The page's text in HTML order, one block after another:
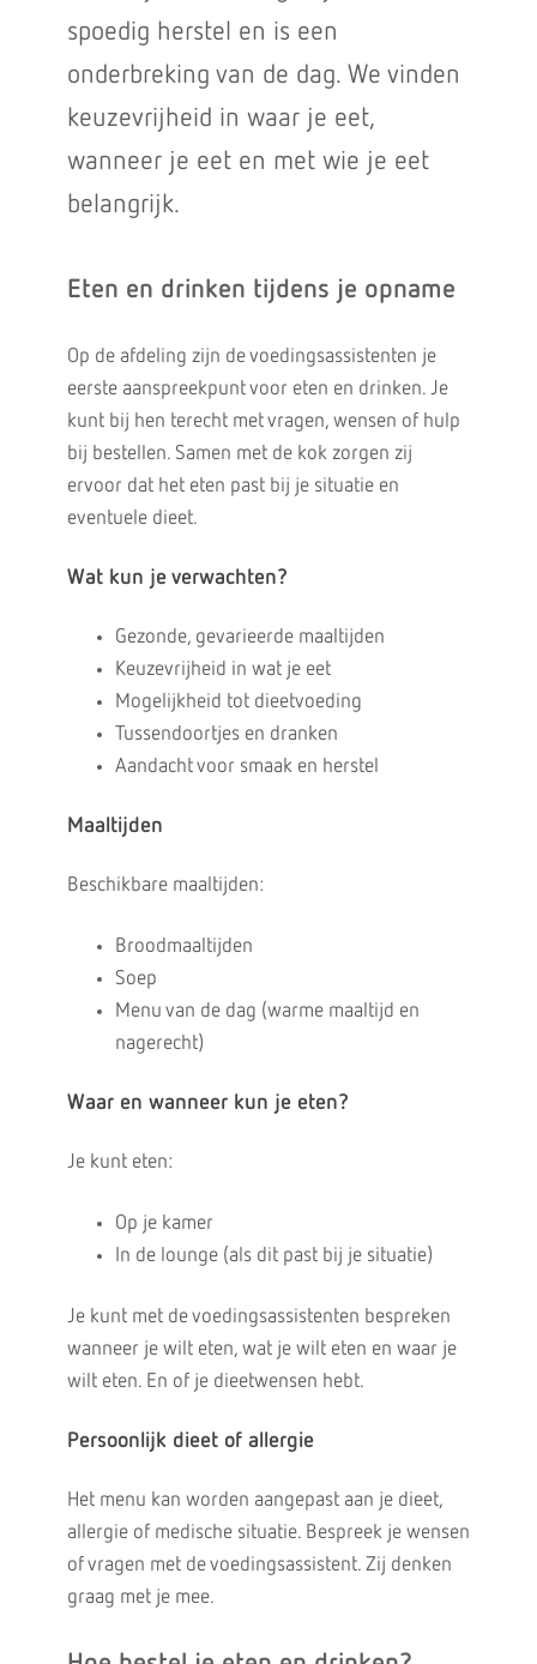
spoedig herstel en is een
onderbreking van de dag. We vinden
keuzevrijheid in waar je eet,
wanneer je eet en met wie je eet
belangrijk.
Eten en drinken tijdens je opname
Op de afdeling zijn de voedingsassistenten je
eerste aanspreekpunt voor eten en drinken. Je
kunt bij hen terecht met vragen, wensen of hulp
bij bestellen. Samen met de kok zorgen zij
ervoor dat het eten past bij je situatie en
eventuele dieet.
Wat kun je verwachten?
Gezonde, gevarieerde maaltijden
Keuzevrijheid in wat je eet
Mogelijkheid tot dieetvoeding
Tussendoortjes en dranken
Aandacht voor smaak en herstel
Maaltijden
Beschikbare maaltijden:
Broodmaaltijden
Soep
Menu van de dag (warme maaltijd en
nagerecht)
Waar en wanneer kun je eten?
Je kunt eten:
Op je kamer
In de lounge (als dit past bij je situatie)
Je kunt met de voedingsassistenten bespreken
wanneer je wilt eten, wat je wilt eten en waar je
wilt eten. En of je dieetwensen hebt.
Persoonlijk dieet of allergie
Het menu kan worden aangepast aan je dieet,
allergie of medische situatie. Bespreek je wensen
of vragen met de voedingsassistent. Zij denken
graag met je mee.